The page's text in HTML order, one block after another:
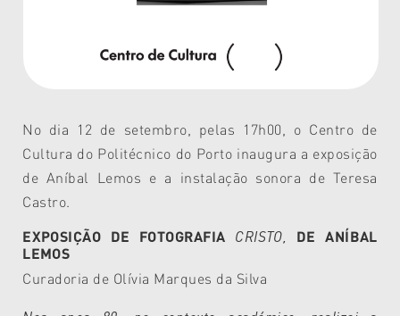
No dia 12 de setembro, pelas 17h00, o Centro de
Cultura do Politécnico do Porto inaugura a exposição
de Aníbal Lemos e a instalação sonora de Teresa
Castro.
EXPOSIÇÃO DE FOTOGRAFIA CRISTO,
DE ANÍBAL
LEMOS
Curadoria de Olívia Marques da Silva